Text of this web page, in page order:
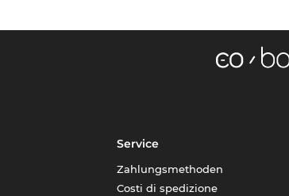
Service
Zahlungsmethoden
Costi di spedizione